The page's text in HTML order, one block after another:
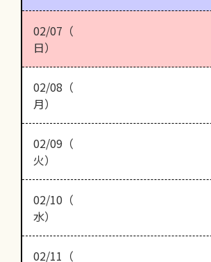
02/07（
日）
02/08（
月）
02/09（
火）
02/10（
水）
02/11（